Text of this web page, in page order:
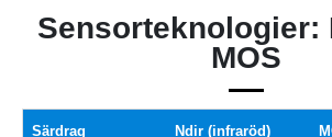
Sensorteknologier:
MOS
Särdrag Ndir (infraröd)